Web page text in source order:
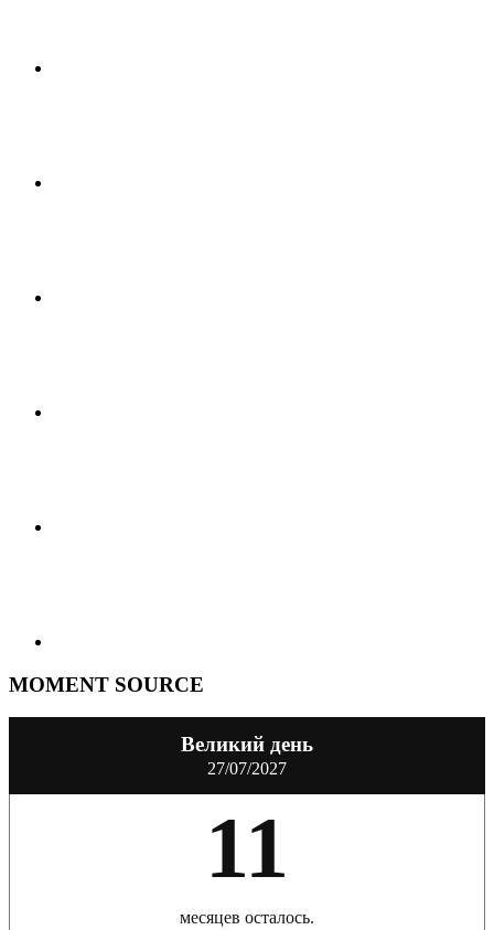
MOMENT SOURCE
Великий день
27/07/2027
11
месяцев осталось.